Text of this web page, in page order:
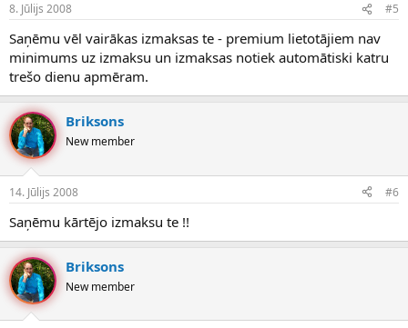
8. Jūlijs 2008 #5
Saņēmu vēl vairākas izmaksas te - premium lietotājiem nav
minimums uz izmaksu un izmaksas notiek automātiski katru
trešo dienu apmēram.
Briksons
New member
14. Jūlijs 2008 #6
Saņēmu kārtējo izmaksu te !!
Briksons
New member